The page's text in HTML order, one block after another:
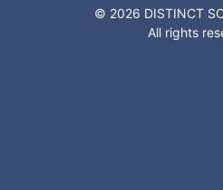
© 2026 DISTINCT
All rights